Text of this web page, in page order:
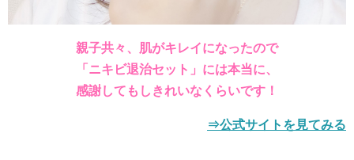
親子共々、肌がキレイになったので
「ニキビ退治セット」には本当に、
感謝してもしきれいなくらいです！
⇒公式サイトを見てみる